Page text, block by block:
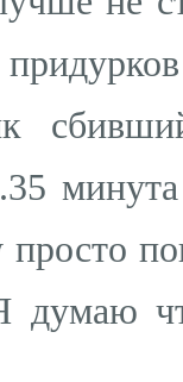
просто
думаю